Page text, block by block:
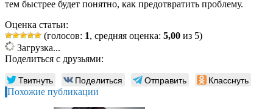
тем быстрее будет понятно, как предотвратить проблему.
Оценка статьи:
(голосов: 1, средняя оценка: 5,00 из 5)
Загрузка...
Поделиться с друзьями:
Твитнуть Поделиться Отправить Класснуть
Похожие публикации